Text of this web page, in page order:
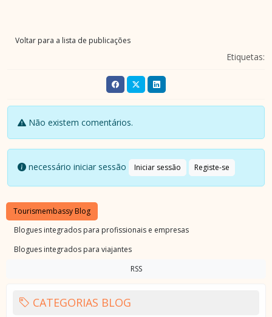
Voltar para a lista de publicações
Etiquetas:
Não existem comentários.
necessário iniciar sessão Iniciar sessão Registe-se
Tourismembassy Blog
Blogues integrados para profissionais e empresas
Blogues integrados para viajantes
RSS
CATEGORIAS BLOG